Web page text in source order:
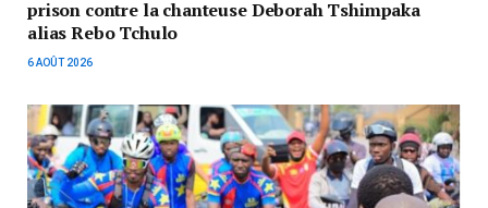
prison contre la chanteuse Deborah Tshimpaka
alias Rebo Tchulo
6 AOÛT 2026